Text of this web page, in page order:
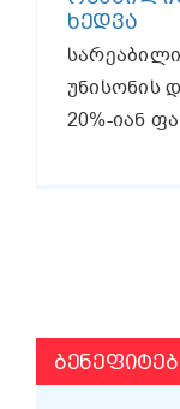
ᲮᲔᲓᲕᲐ
უნისონის
20%-იან